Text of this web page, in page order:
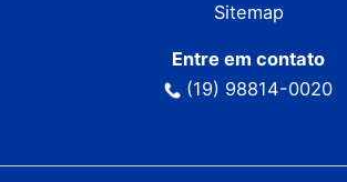
Sitemap
Entre em contato
(19) 98814-0020